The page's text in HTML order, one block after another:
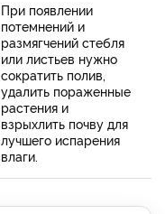
При появлении
потемнений и
размягчений стебля
или листьев нужно
сократить полив,
удалить пораженные
растения и
взрыхлить почву для
лучшего испарения
влаги.